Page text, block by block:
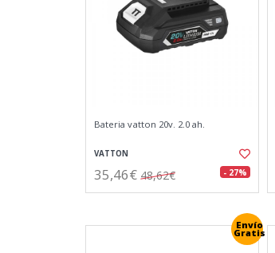
Bateria vatton 20v. 2.0 ah.
VATTON
35,46€ 48,62€ - 27%
Envío
Gratis